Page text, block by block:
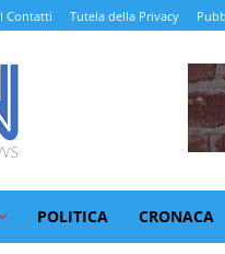
I Contatti Tutela della Privacy
POLITICA CRONACA